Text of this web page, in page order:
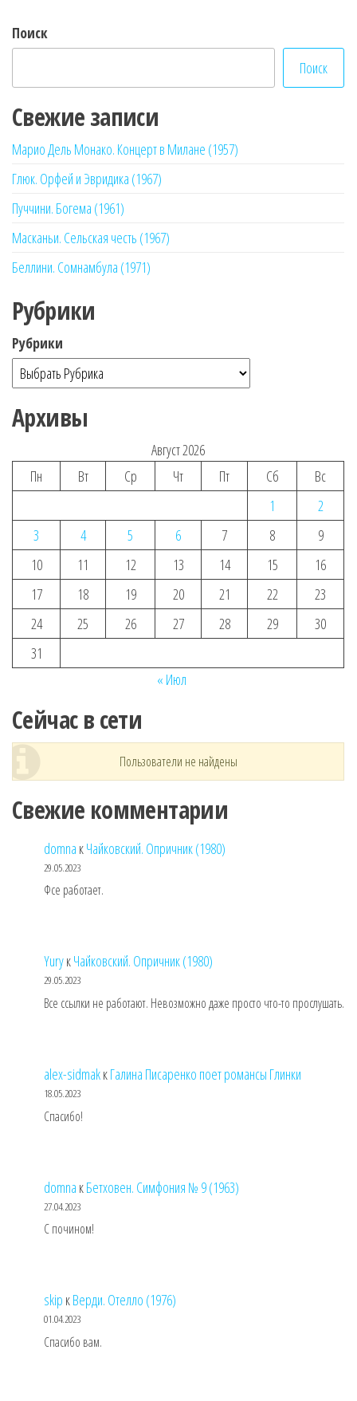
Поиск
Поиск
Свежие записи
Марио Дель Монако. Концерт в Милане (1957)
Глюк. Орфей и Эвридика (1967)
Пуччини. Богема (1961)
Масканьи. Сельская честь (1967)
Беллини. Сомнамбула (1971)
Рубрики
Рубрики
Архивы
Август 2026
Пн
Вт Ср Чт Пт Сб
Вс
1
2
3
4 5 6 7 8
9
10
11 12 13 14 15
16
17
18 19 20 21 22
23
24
25 26 27 28 29
30
31
« Июл
Сейчас в сети
Пользователи не найдены
Свежие комментарии
domna кЧайковский. Опричник (1980)
29.05.2023
Фсе работает.
YuryкЧайковский. Опричник (1980)
29.05.2023
Все ссылки не работают. Невозможно даже просто что-то прослушать.
alex-sidmakкГалина Писаренко поет романсы Глинки
18.05.2023
Спасибо!
domna кБетховен. Симфония № 9 (1963)
27.04.2023
С почином!
skip кВерди. Отелло (1976)
01.04.2023
Спасибо вам.